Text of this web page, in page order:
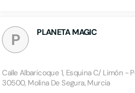
P PLANETA MAGIC
Calle Albaricoque 1, Esquina C/ Limón -
30500, Molina De Segura, Murcia